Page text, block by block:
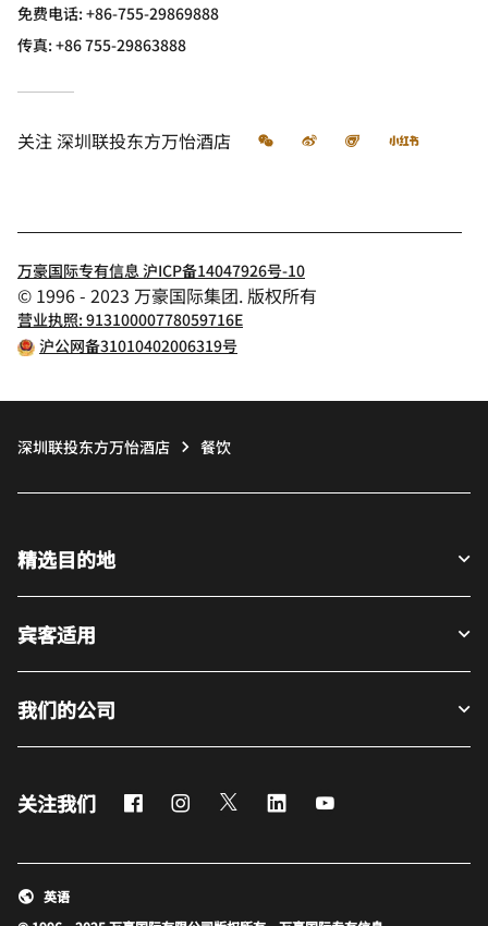
免费电话:+86-755-29869888
传真:+86 755-29863888
关注深圳联投东方万怡酒店 微信 微博 飞猪 小红书
万豪国际专有信息 沪ICP备14047926号-10
© 1996 - 2023 万豪国际集团. 版权所有
营业执照: 91310000778059716E
沪公网备31010402006319号
深圳联投东方万怡酒店 餐饮
精选目的地
宾客适用
我们的公司
关注我们 FacebookInstagram
Twitter LinkedIn
英语